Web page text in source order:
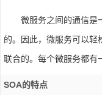
微服务之间的通信是
的。因此，微服务可以轻
联合的。每个微服务都有
SOA的特点